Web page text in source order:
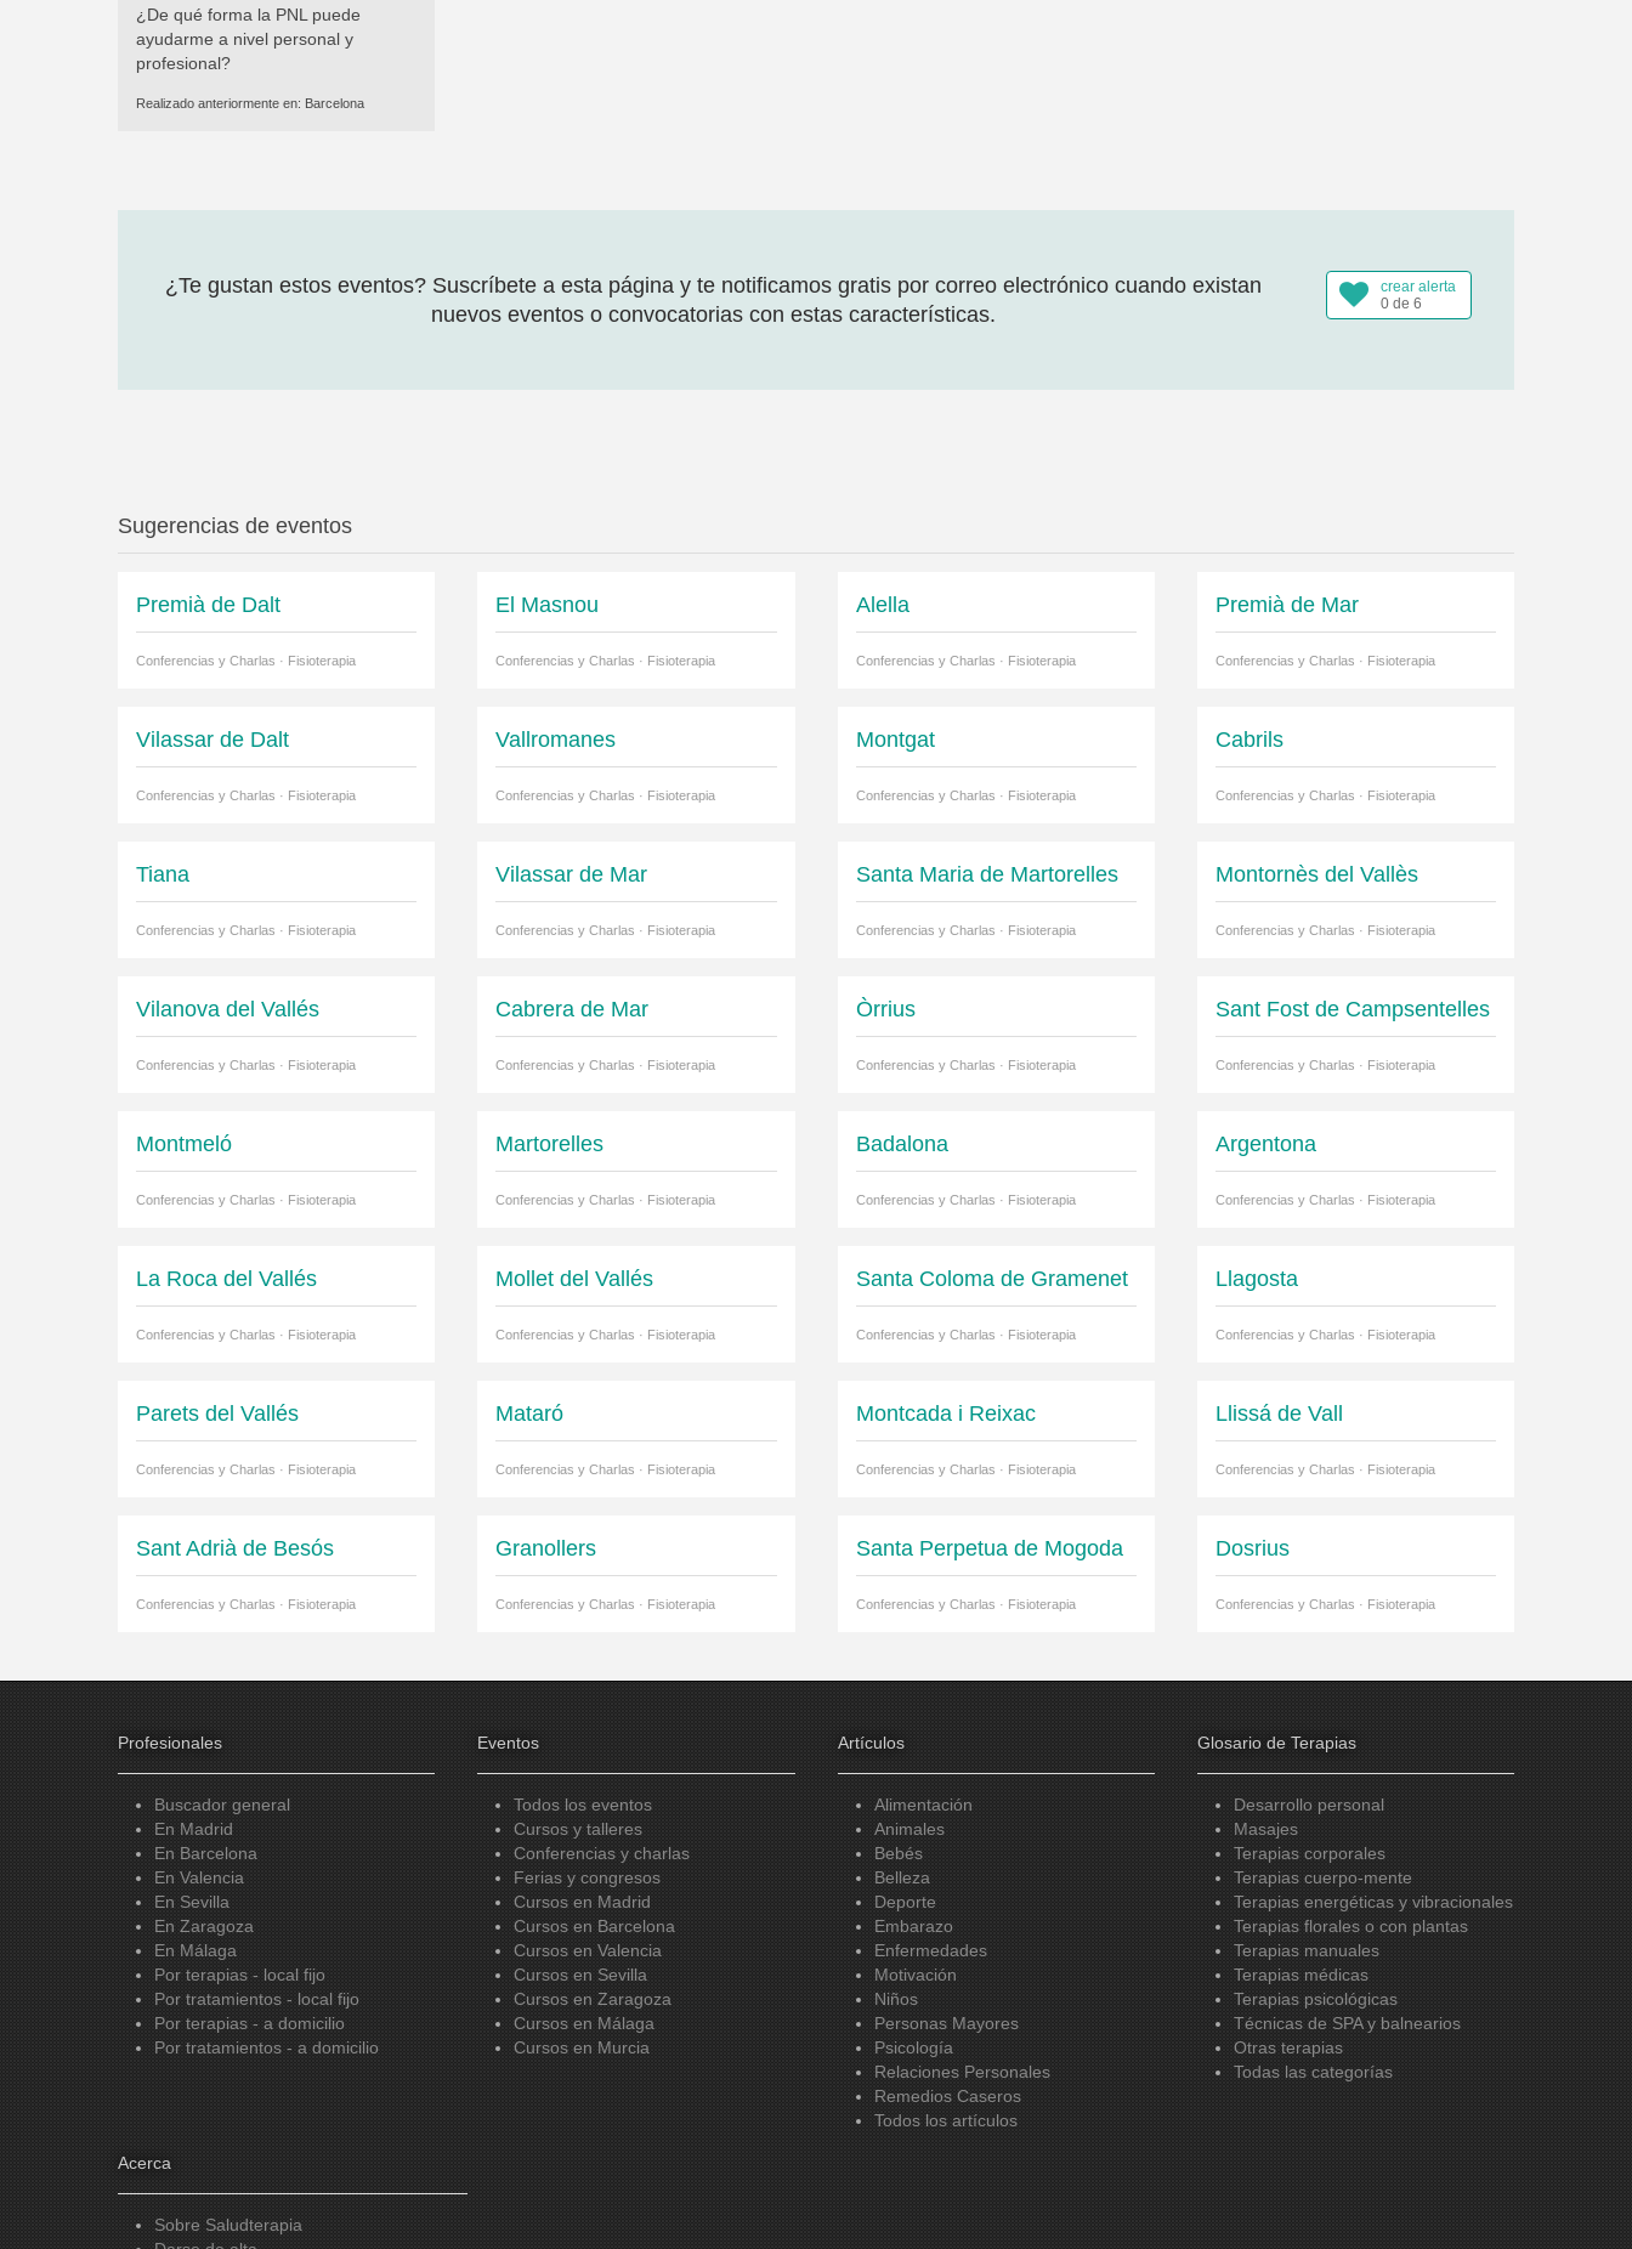
¿De qué forma la PNL puede
ayudarme a nivel personal y
profesional?
Realizado anteriormente en: Barcelona
crear alerta
0 de 6
¿Te gustan estos eventos? Suscríbete a esta página y te notificamos gratis por correo electrónico cuando existan
nuevos eventos o convocatorias con estas características.
Sugerencias de eventos
Premià de Dalt
Conferencias y Charlas · Fisioterapia
El Masnou
Conferencias y Charlas · Fisioterapia
Alella
Conferencias y Charlas · Fisioterapia
Premià de Mar
Conferencias y Charlas · Fisioterapia
Vilassar de Dalt
Conferencias y Charlas · Fisioterapia
Vallromanes
Conferencias y Charlas · Fisioterapia
Montgat
Conferencias y Charlas · Fisioterapia
Cabrils
Conferencias y Charlas · Fisioterapia
Tiana
Conferencias y Charlas · Fisioterapia
Vilassar de Mar
Conferencias y Charlas · Fisioterapia
Santa Maria de Martorelles
Conferencias y Charlas · Fisioterapia
Montornès del Vallès
Conferencias y Charlas · Fisioterapia
Vilanova del Vallés
Conferencias y Charlas · Fisioterapia
Cabrera de Mar
Conferencias y Charlas · Fisioterapia
Òrrius
Conferencias y Charlas · Fisioterapia
Sant Fost de Campsentelles
Conferencias y Charlas · Fisioterapia
Montmeló
Conferencias y Charlas · Fisioterapia
Martorelles
Conferencias y Charlas · Fisioterapia
Badalona
Conferencias y Charlas · Fisioterapia
Argentona
Conferencias y Charlas · Fisioterapia
La Roca del Vallés
Conferencias y Charlas · Fisioterapia
Mollet del Vallés
Conferencias y Charlas · Fisioterapia
Santa Coloma de Gramenet
Conferencias y Charlas · Fisioterapia
Llagosta
Conferencias y Charlas · Fisioterapia
Parets del Vallés
Conferencias y Charlas · Fisioterapia
Mataró
Conferencias y Charlas · Fisioterapia
Montcada i Reixac
Conferencias y Charlas · Fisioterapia
Llissá de Vall
Conferencias y Charlas · Fisioterapia
Sant Adrià de Besós
Conferencias y Charlas · Fisioterapia
Granollers
Conferencias y Charlas · Fisioterapia
Santa Perpetua de Mogoda
Conferencias y Charlas · Fisioterapia
Dosrius
Conferencias y Charlas · Fisioterapia
Profesionales
Buscador general
En Madrid
En Barcelona
En Valencia
En Sevilla
En Zaragoza
En Málaga
Por terapias - local fijo
Por tratamientos - local fijo
Por terapias - a domicilio
Por tratamientos - a domicilio
Eventos
Todos los eventos
Cursos y talleres
Conferencias y charlas
Ferias y congresos
Cursos en Madrid
Cursos en Barcelona
Cursos en Valencia
Cursos en Sevilla
Cursos en Zaragoza
Cursos en Málaga
Cursos en Murcia
Artículos
Alimentación
Animales
Bebés
Belleza
Deporte
Embarazo
Enfermedades
Motivación
Niños
Personas Mayores
Psicología
Relaciones Personales
Remedios Caseros
Todos los artículos
Glosario de Terapias
Desarrollo personal
Masajes
Terapias corporales
Terapias cuerpo-mente
Terapias energéticas y vibracionales
Terapias florales o con plantas
Terapias manuales
Terapias médicas
Terapias psicológicas
Técnicas de SPA y balnearios
Otras terapias
Todas las categorías
Acerca
Sobre Saludterapia